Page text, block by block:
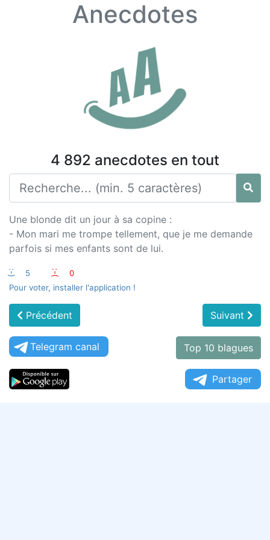
Anecdotes
4 892 anecdotes en tout
Une blonde dit un jour à sa copine :
- Mon mari me trompe tellement, que je me demande
parfois si mes enfants sont de lui.
:-) 5 :-(
0
Pour voter, installer l'application !
Précédent Suivant
Telegram canal Top 10 blagues
Partager